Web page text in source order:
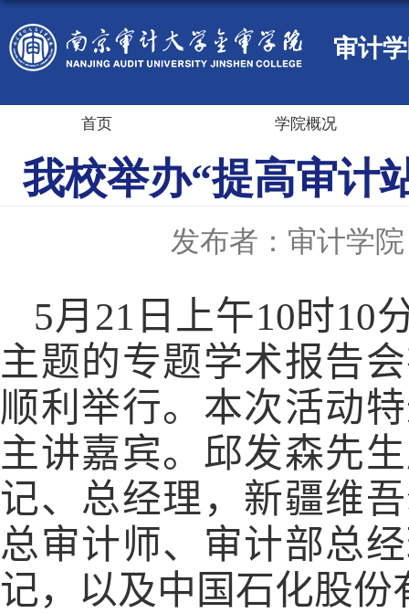
审计
首页 学院概况
我校举办“提高审计
发布者：审计学院
5月 21 日上午10时10
主题的专题学术报告
顺利举行。本次活动
主讲嘉宾。邱发森先
记、总经理，新疆维
总审计师、审计部总
记，以及中国石化股份